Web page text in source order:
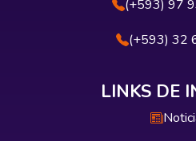
(+593) 97
(+593) 32
LINKS DE